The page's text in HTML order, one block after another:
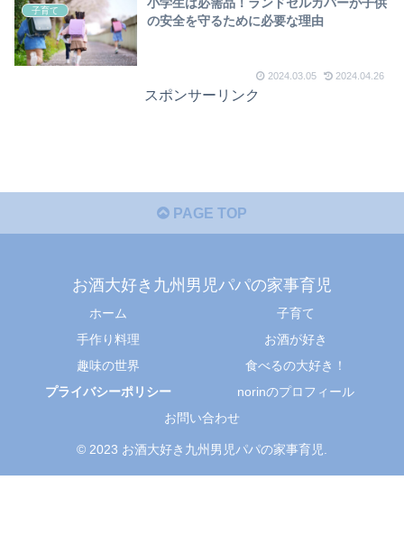
子育て
の安全を守るために必要な理由
2024.03.05 2024.04.26
スポンサーリンク
PAGE TOP
お酒大好き九州男児パパの家事育児
ホーム
子育て
手作り料理
お酒が好き
趣味の世界
食べるの大好き！
プライバシーポリシー
norinのプロフィール
お問い合わせ
© 2023 お酒大好き九州男児パパの家事育児.